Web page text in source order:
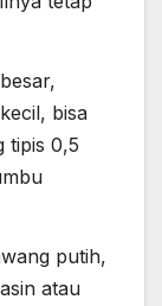
bisa
tipis 0,5
putih,
atau